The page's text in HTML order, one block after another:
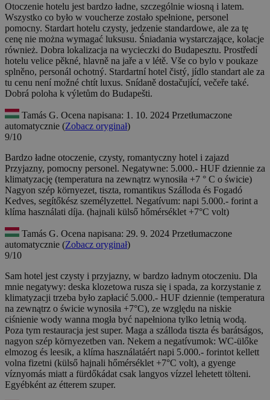
Otoczenie hotelu jest bardzo ładne, szczególnie wiosną i latem.
Wszystko co było w voucherze zostało spełnione, personel
pomocny. Stardart hotelu czysty, jedzenie standardowe, ale za tę
cenę nie można wymagać luksusu. Śniadania wystarczające, kolacje
również. Dobra lokalizacja na wycieczki do Budapesztu. Prostředí
hotelu velice pěkné, hlavně na jaře a v létě. Vše co bylo v poukaze
splněno, personál ochotný. Stardartní hotel čistý, jídlo standart ale za
tu cenu není možné chtít luxus. Snídaně dostačující, večeře také.
Dobrá poloha k výletům do Budapešti.
Tamás G. Ocena napisana: 1. 10. 2024 Przetłumaczone
automatycznie (Zobacz oryginał)
9/10
Bardzo ładne otoczenie, czysty, romantyczny hotel i zajazd
Przyjazny, pomocny personel. Negatywne: 5.000.- HUF dziennie za
klimatyzację (temperatura na zewnątrz wynosiła +7 ° C o świcie)
Nagyon szép környezet, tiszta, romantikus Szálloda és Fogadó
Kedves, segítőkész személyzettel. Negatívum: napi 5.000.- forint a
klíma használati díja. (hajnali külső hőmérséklet +7°C volt)
Tamás G. Ocena napisana: 29. 9. 2024 Przetłumaczone
automatycznie (Zobacz oryginał)
9/10
Sam hotel jest czysty i przyjazny, w bardzo ładnym otoczeniu. Dla
mnie negatywy: deska klozetowa rusza się i spada, za korzystanie z
klimatyzacji trzeba było zapłacić 5.000.- HUF dziennie (temperatura
na zewnątrz o świcie wynosiła +7°C), ze względu na niskie
ciśnienie wody wanna mogła być napełniona tylko letnią wodą.
Poza tym restauracja jest super. Maga a szálloda tiszta és barátságos,
nagyon szép környezetben van. Nekem a negatívumok: WC-ülőke
elmozog és leesik, a klíma használatáért napi 5.000.- forintot kellett
volna fizetni (külső hajnali hőmérséklet +7°C volt), a gyenge
víznyomás miatt a fürdőkádat csak langyos vízzel lehetett tölteni.
Egyébként az étterem szuper.